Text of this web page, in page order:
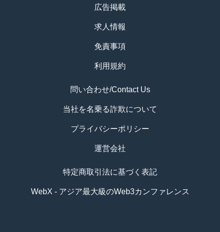
広告掲載
求人情報
免責事項
利用規約
問い合わせ/Contact Us
当社を名乗る詐欺について
プライバシーポリシー
運営会社
特定商取引法に基づく表記
WebX - アジア最大級のWeb3カンファレンス